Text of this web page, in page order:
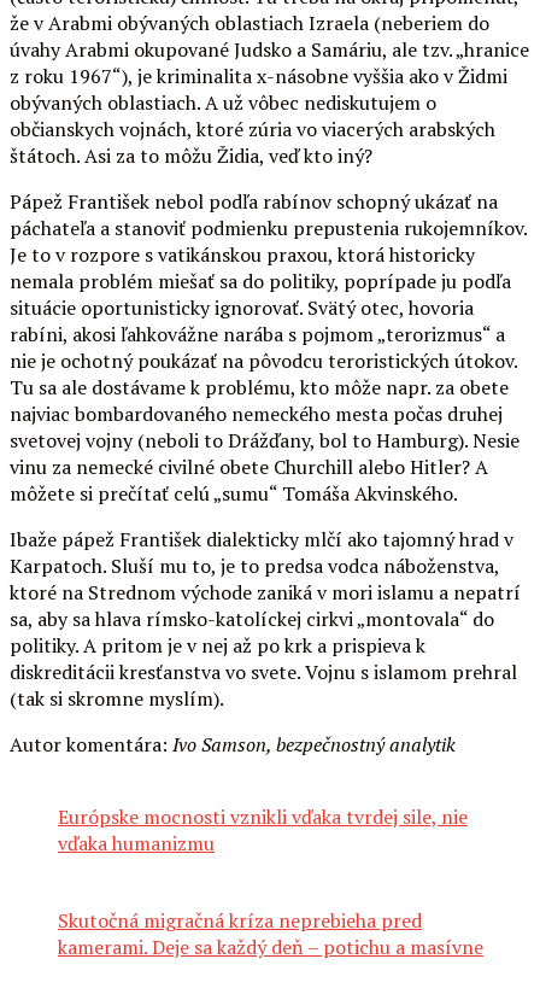
že v Arabmi obývaných oblastiach Izraela (neberiem do
úvahy Arabmi okupované Judsko a Samáriu, ale tzv. „hranice
z roku 1967“), je kriminalita x-násobne vyššia ako v Židmi
obývaných oblastiach. A už vôbec nediskutujem o
občianskych vojnách, ktoré zúria vo viacerých arabských
štátoch. Asi za to môžu Židia, veď kto iný?
Pápež František nebol podľa rabínov schopný ukázať na
páchateľa a stanoviť podmienku prepustenia rukojemníkov.
Je to v rozpore s vatikánskou praxou, ktorá historicky
nemala problém miešať sa do politiky, poprípade ju podľa
situácie oportunisticky ignorovať. Svätý otec, hovoria
rabíni, akosi ľahkovážne narába s pojmom „terorizmus“ a
nie je ochotný poukázať na pôvodcu teroristických útokov.
Tu sa ale dostávame k problému, kto môže napr. za obete
najviac bombardovaného nemeckého mesta počas druhej
svetovej vojny (neboli to Drážďany, bol to Hamburg). Nesie
vinu za nemecké civilné obete Churchill alebo Hitler? A
môžete si prečítať celú „sumu“ Tomáša Akvinského.
Ibaže pápež František dialekticky mlčí ako tajomný hrad v
Karpatoch. Sluší mu to, je to predsa vodca náboženstva,
ktoré na Strednom východe zaniká v mori islamu a nepatrí
sa, aby sa hlava rímsko-katolíckej cirkvi „montovala“ do
politiky. A pritom je v nej až po krk a prispieva k
diskreditácii kresťanstva vo svete. Vojnu s islamom prehral
(tak si skromne myslím).
Autor komentára: Ivo Samson, bezpečnostný analytik
Európske mocnosti vznikli vďaka tvrdej sile, nie
vďaka humanizmu
Skutočná migračná kríza neprebieha pred
kamerami. Deje sa každý deň – potichu a masívne